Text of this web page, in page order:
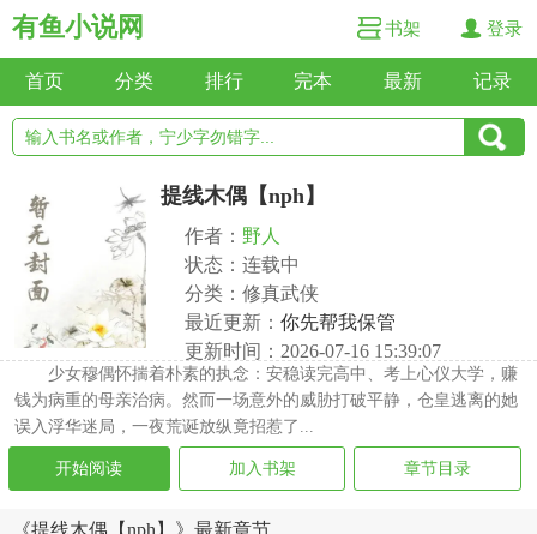
有鱼小说网 书架 登录
首页 分类 排行 完本 最新 记录
提线木偶【nph】
作者： 野人
状态：连载中
分类：修真武侠
最近更新： 你先帮我保管
更新时间：2026-07-16 15:39:07
少女穆偶怀揣着朴素的执念：安稳读完高中、考上心仪大学，赚
钱为病重的母亲治病。然而一场意外的威胁打破平静，仓皇逃离的她
误入浮华迷局，一夜荒诞放纵竟招惹了...
开始阅读 加入书架 章节目录
《提线木偶【nph】》最新章节